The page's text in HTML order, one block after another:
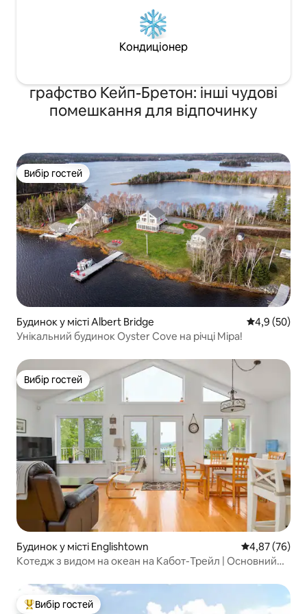
Кондиціонер
графство Кейп-Бретон: інші чудові
помешкання для відпочинку
Вибір гостей
Вибір гостей
Будинок у місті Albert Bridge Середня
4,9 (50)
Унікальний будинок Oyster Cove на річці Міра!
Вибір гостей
Вибір гостей
Будинок у місті Englishtown Середня
4,87 (76)
Котедж з видом на океан на Кабот-Трейл | Основний
Топ вибір гостей
Вибір гостей